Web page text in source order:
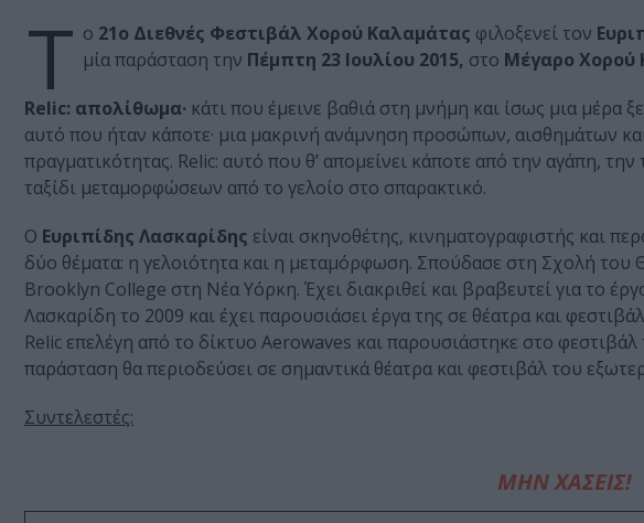
Τ ο 21ο Διεθνές Φεστιβάλ Χορού Καλαμάτας φιλοξενεί τον
μία παράσταση την Πέμπτη 23 Ιουλίου 2015, στο Μέγαρο Χορού
Relic: απολίθωμα· κάτι που έμεινε βαθιά στη μνήμη και ίσως μια μέρα
αυτό που ήταν κάποτε· μια μακρινή ανάμνηση προσώπων, αισθημάτων
πραγματικότητας. Relic: αυτό που θ’ απομείνει κάποτε από την αγάπη,
ταξίδι μεταμορφώσεων από το γελοίο στο σπαρακτικό.
Ο Ευριπίδης Λασκαρίδης είναι σκηνοθέτης, κινηματογραφιστής και
δύο θέματα: η γελοιότητα και η μεταμόρφωση. Σπούδασε στη Σχολή του
Brooklyn College στη Νέα Υόρκη. Έχει διακριθεί και βραβευτεί για το
Λασκαρίδη το 2009 και έχει παρουσιάσει έργα της σε θέατρα και
Relic επελέγη από το δίκτυο Aerowaves και παρουσιάστηκε στο
παράσταση θα περιοδεύσει σε σημαντικά θέατρα και φεστιβάλ του
Συντελεστές:
ΜΗΝ ΧΑΣΕΙΣ!